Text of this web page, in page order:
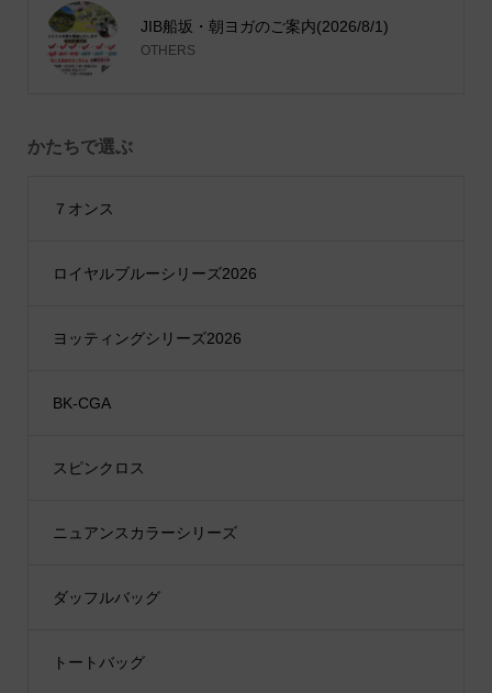
JIB船坂・朝ヨガのご案内(2026/8/1)
OTHERS
かたちで選ぶ
７オンス
ロイヤルブルーシリーズ2026
ヨッティングシリーズ2026
BK-CGA
スピンクロス
ニュアンスカラーシリーズ
ダッフルバッグ
トートバッグ